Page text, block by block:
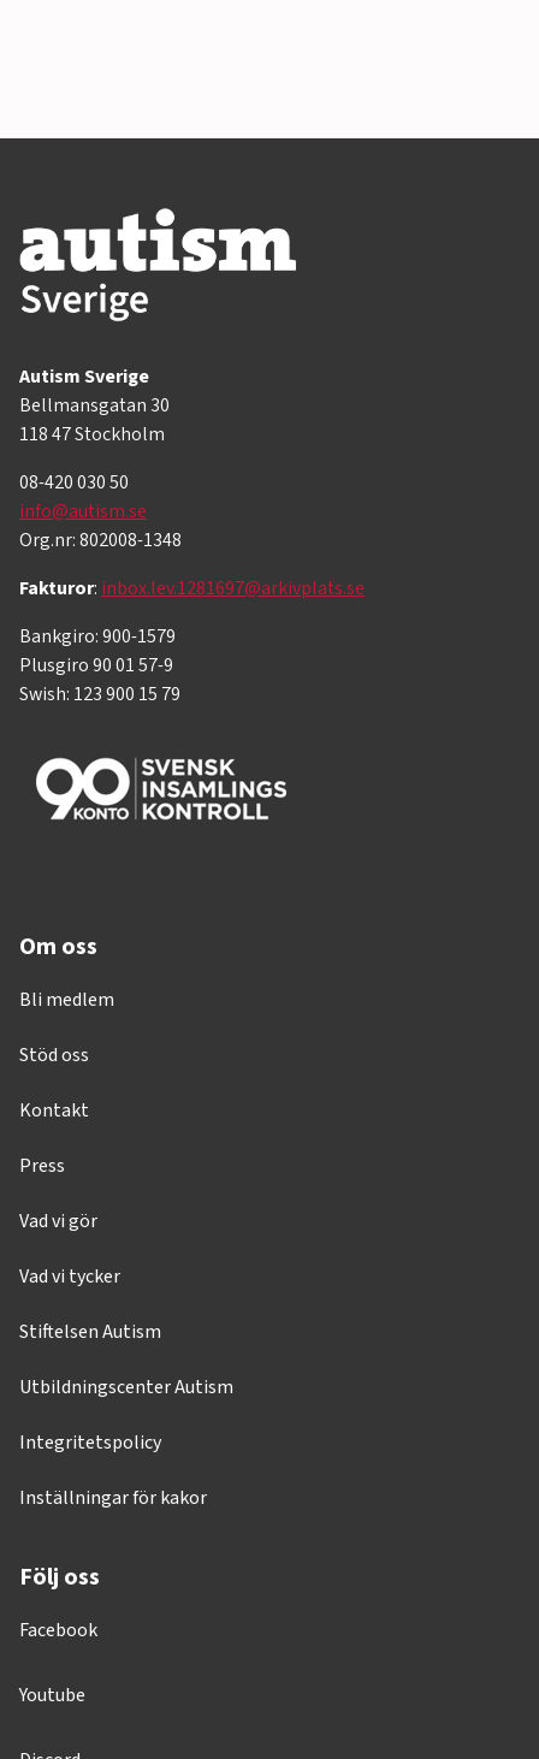
Autism Sverige
Bellmansgatan 30
118 47 Stockholm
08-420 030 50
info@autism.se
Org.nr: 802008-1348
Fakturor: inbox.lev.1281697@arkivplats.se
Bankgiro: 900-1579
Plusgiro 90 01 57-9
Swish: 123 900 15 79
Om oss
Bli medlem
Stöd oss
Kontakt
Press
Vad vi gör
Vad vi tycker
Stiftelsen Autism
Utbildningscenter Autism
Integritetspolicy
Inställningar för kakor
Följ oss
Facebook
Youtube